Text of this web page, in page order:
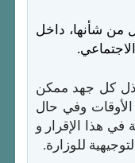
من شأنها، داخل
كل جهد ممكن
وفي حال
في هذا الإقرار و
للوزارة.